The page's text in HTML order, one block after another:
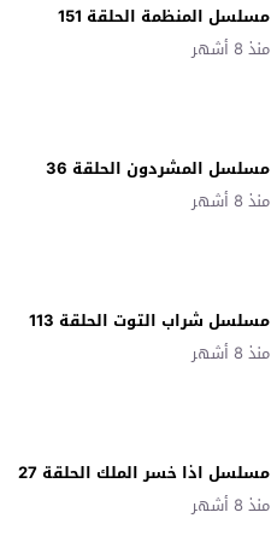
مسلسل المنظمة الحلقة 151
منذ 8 أشهر
مسلسل المشردون الحلقة 36
منذ 8 أشهر
مسلسل شراب التوت الحلقة 113
منذ 8 أشهر
مسلسل اذا خسر الملك الحلقة 27
منذ 8 أشهر